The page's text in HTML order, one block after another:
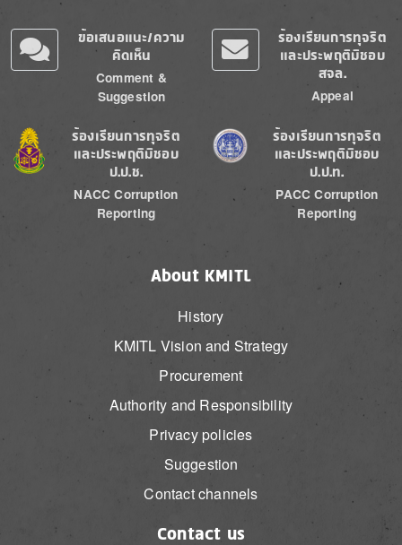
ข้อเสนอแนะ/ความ
คิดเห็น
Comment &
Suggestion
ร้องเรียนการทุจริต
และประพฤติมิชอบ
สจล.
Appeal
Image
ร้องเรียนการทุจริต
และประพฤติมิชอบ
ป.ป.ช.
NACC Corruption
Reporting
Image
ร้องเรียนการทุจริต
และประพฤติมิชอบ
ป.ป.ท.
PACC Corruption
Reporting
About KMITL
History
KMITL Vision and Strategy
Procurement
Authority and Responsibility
Privacy policies
Suggestion
Contact channels
Contact us